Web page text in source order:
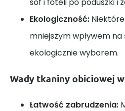
Ekologiczność:
mniejszym wpływem
ekologicznie wyborem.
Wady tkaniny obiciowej
Łatwość zabrudzenia: